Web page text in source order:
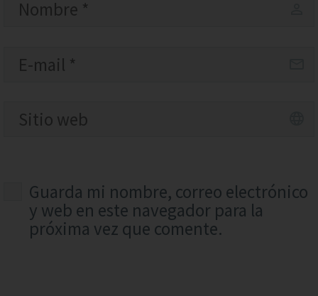
Guarda mi nombre, correo electrónico
y web en este navegador para la
próxima vez que comente.